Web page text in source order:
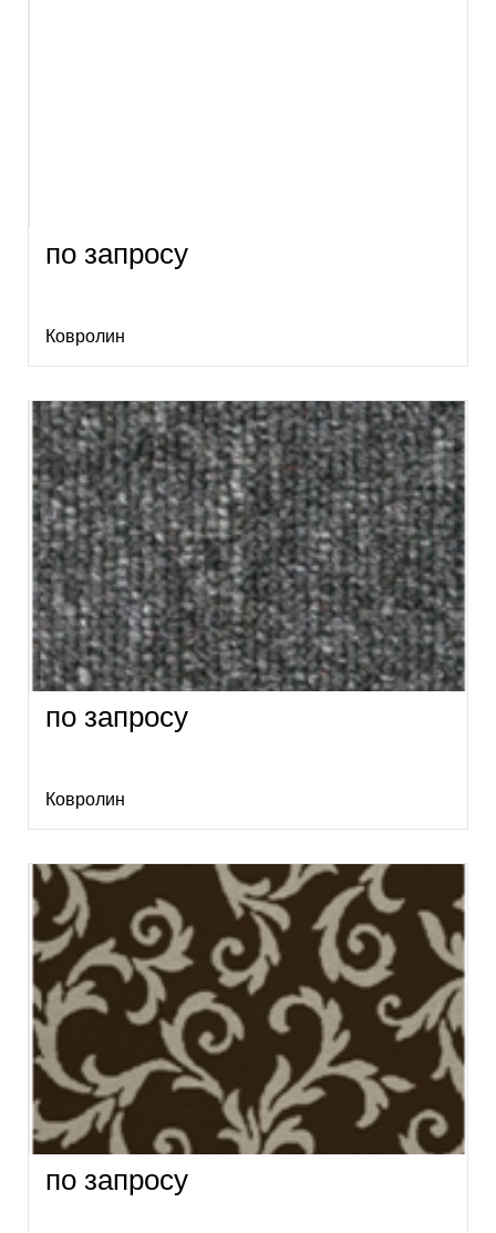
по запросу
Ковролин
по запросу
Ковролин
по запросу